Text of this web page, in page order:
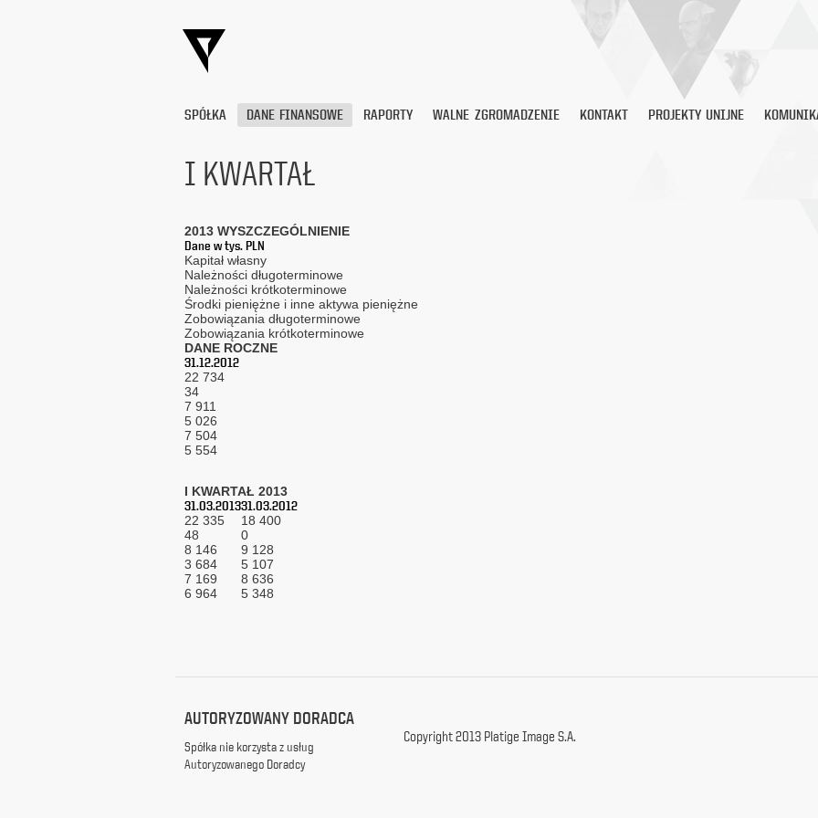
SPÓŁKA DANE FINANSOWE RAPORTY WALNE ZGROMADZENIE KONTAKT PROJEKTY UNIJNE
na
przetwarzanie
moich
danych
osobowych
(adresu
e-
mail) przez
Platige
S.A.
z
siedzibą
przy
ul.
Racławickiej
99, w
celach
marketingowych,
promocyjnych,
dnia
października
1997
I KWARTAŁ
2013 WYSZCZEGÓLNIENIE
Dane w tys. PLN
Kapitał własny
Należności długoterminowe
Należności krótkoterminowe
Środki pieniężne i inne aktywa pieniężne
Zobowiązania długoterminowe
Zobowiązania krótkoterminowe
DANE ROCZNE
31.12.2012
22 734
34
7 911
5 026
7 504
5 554
I KWARTAŁ 2013
31.03.201331.03.2012
22 335
18 400
48
0
8 146
9 128
3 684
5 107
7 169
8 636
6 964
5 348
AUTORYZOWANY DORADCA
Spółka nie korzysta z usług
Autoryzowanego Doradcy
Copyright 2013 Platige Image S.A.